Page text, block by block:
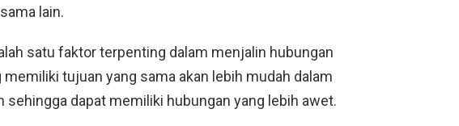
lain.
satu faktor terpenting dalam menjalin hubungan
memiliki tujuan yang sama akan lebih mudah dalam
sehingga dapat memiliki hubungan yang lebih awet.